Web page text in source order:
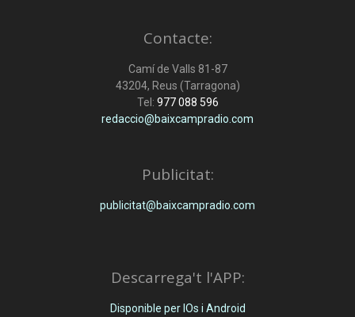
Contacte:
Camí de Valls 81-87
43204, Reus (Tarragona)
Tel: 977 088 596
redaccio@baixcampradio.com
Publicitat:
publicitat@baixcampradio.com
Descarrega't l'APP:
Disponible per IOs i Android